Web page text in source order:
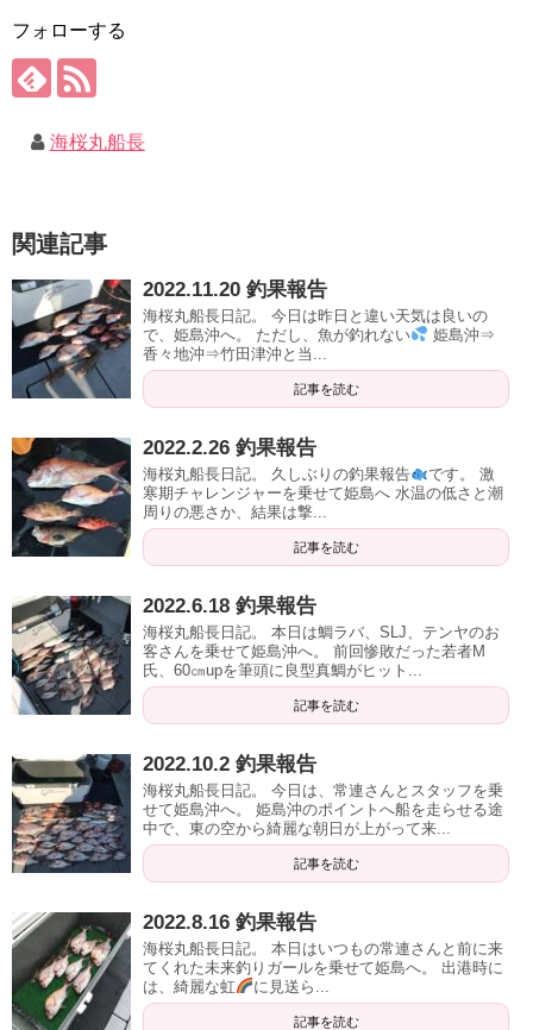
フォローする
海桜丸船長
関連記事
2022.11.20 釣果報告
海桜丸船長日記。 今日は昨日と違い天気は良いの
で、姫島沖へ。 ただし、魚が釣れない
姫島沖⇒
香々地沖⇒竹田津沖と当...
記事を読む
2022.2.26 釣果報告
海桜丸船長日記。 久しぶりの釣果報告
です。 激
寒期チャレンジャーを乗せて姫島へ 水温の低さと潮
周りの悪さか、結果は撃...
記事を読む
2022.6.18 釣果報告
海桜丸船長日記。 本日は鯛ラバ、SLJ、テンヤのお
客さんを乗せて姫島沖へ。 前回惨敗だった若者M
氏、60㎝upを筆頭に良型真鯛がヒット...
記事を読む
2022.10.2 釣果報告
海桜丸船長日記。 今日は、常連さんとスタッフを乗
せて姫島沖へ。 姫島沖のポイントへ船を走らせる途
中で、東の空から綺麗な朝日が上がって来...
記事を読む
2022.8.16 釣果報告
海桜丸船長日記。 本日はいつもの常連さんと前に来
てくれた未来釣りガールを乗せて姫島へ。 出港時に
は、綺麗な虹
に見送ら...
記事を読む